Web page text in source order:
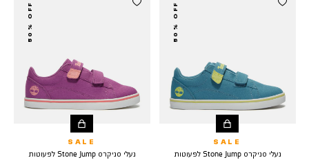
50% OFF
SALE
נעלי סניקרס Stone Jump לפעוטות
50% OFF
SALE
נעלי סניקרס Stone Jump לפעוטות